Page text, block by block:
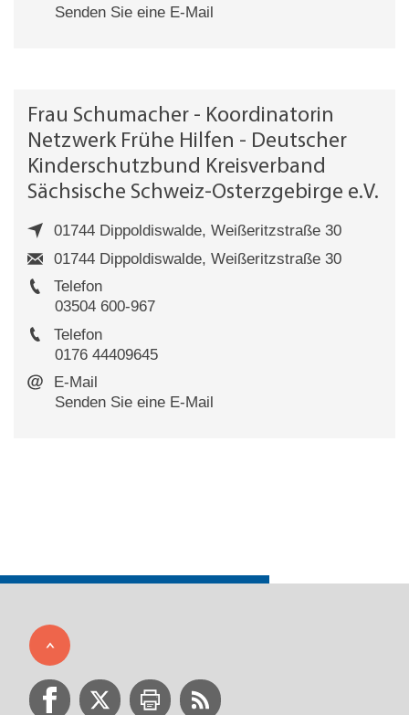
Senden Sie eine E-Mail
Frau Schumacher - Koordinatorin
Netzwerk Frühe Hilfen - Deutscher
Kinderschutzbund Kreisverband
Sächsische Schweiz-Osterzgebirge e.V.
01744 Dippoldiswalde, Weißeritzstraße 30
01744 Dippoldiswalde, Weißeritzstraße 30
Telefon
03504 600-967
Telefon
0176 44409645
E-Mail
Senden Sie eine E-Mail